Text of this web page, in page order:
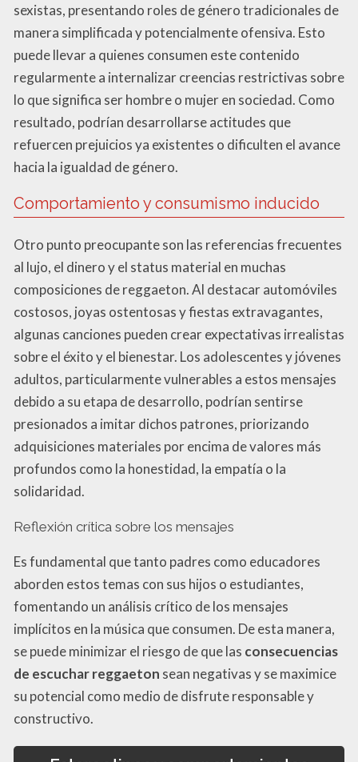
sexistas, presentando roles de género tradicionales de
manera simplificada y potencialmente ofensiva. Esto
puede llevar a quienes consumen este contenido
regularmente a internalizar creencias restrictivas sobre
lo que significa ser hombre o mujer en sociedad. Como
resultado, podrían desarrollarse actitudes que
refuercen prejuicios ya existentes o dificulten el avance
hacia la igualdad de género.
Comportamiento y consumismo inducido
Otro punto preocupante son las referencias frecuentes
al lujo, el dinero y el status material en muchas
composiciones de reggaeton. Al destacar automóviles
costosos, joyas ostentosas y fiestas extravagantes,
algunas canciones pueden crear expectativas irrealistas
sobre el éxito y el bienestar. Los adolescentes y jóvenes
adultos, particularmente vulnerables a estos mensajes
debido a su etapa de desarrollo, podrían sentirse
presionados a imitar dichos patrones, priorizando
adquisiciones materiales por encima de valores más
profundos como la honestidad, la empatía o la
solidaridad.
Reflexión crítica sobre los mensajes
Es fundamental que tanto padres como educadores
aborden estos temas con sus hijos o estudiantes,
fomentando un análisis crítico de los mensajes
implícitos en la música que consumen. De esta manera,
se puede minimizar el riesgo de que las consecuencias
de escuchar reggaeton sean negativas y se maximice
su potencial como medio de disfrute responsable y
constructivo.